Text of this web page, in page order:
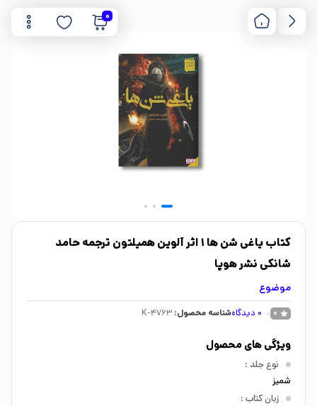
0
کتاب یاغی شن ها 1 اثر آلوین همیلتون ترجمه حامد
شانکی نشر هوپا
موضوع
0
0 دیدگاهشناسه محصول: K-4763
ویژگی های محصول
نوع جلد :
شمیز
زبان کتاب :